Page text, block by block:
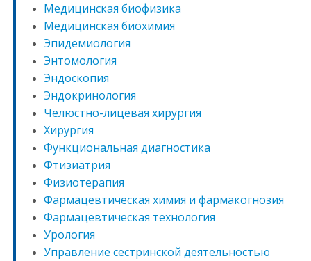
Медицинская биофизика
Медицинская биохимия
Эпидемиология
Энтомология
Эндоскопия
Эндокринология
Челюстно-лицевая хирургия
Хирургия
Функциональная диагностика
Фтизиатрия
Физиотерапия
Фармацевтическая химия и фармакогнозия
Фармацевтическая технология
Урология
Управление сестринской деятельностью